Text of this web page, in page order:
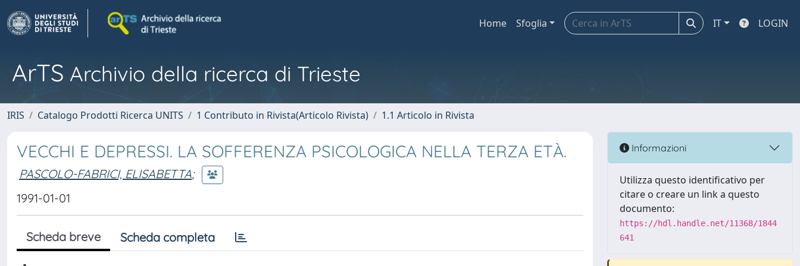
Home Sfoglia IT LOGIN
ArTS Archivio della ricerca di Trieste
IRIS Catalogo Prodotti Ricerca UNITS 1 Contributo in Rivista(Articolo Rivista) 1.1 Articolo in Rivista
VECCHI E DEPRESSI. LA SOFFERENZA PSICOLOGICA NELLA TERZA ETÀ.
PASCOLO-FABRICI, ELISABETTA;
1991-01-01
Scheda breve Scheda completa
Informazioni
Utilizza questo identificativo per
citare o creare un link a questo
documento:
https://hdl.handle.net/11368/1844
641